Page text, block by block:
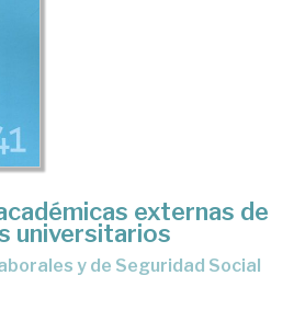
externas de
universitarios
y de Seguridad Social